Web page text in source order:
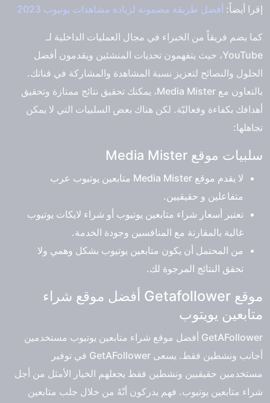
إقرا أيضاً: أفضل طريقة مضمونة لزيادة مشاهدات يوتيوب 2023
كما يضم فريقاً من الخبراء في مجال العمليات الداخلية لـ
YouTube، حيث يتفهمون تحديات المنشئين ويقدمون أفضل
الحلول والنصائح لتعزيز نسبة المشاهدة والمشاركة في قناتك.
بالتعاون مع Media Mister، يمكنك تحقيق نتائج ممتازة وتحقيق
أهدافك بكفاءة وفعاليّة. لكن هناك بعض السلبيات التي لا يمكن
تجاهلها:
سلبيات موقع Media Mister
لا يقدم موقع Media Mister متابعين يوتيوب عرب
متفاعلين و حقيقيين.
تعتبر أسعار شراء متابعين يوتيوب أو شراء لايكات يوتيوب
غالية بالمقارنة مع المنافسين وجودة الخدمة.
من المحتمل أن يكون متابعين يوتيوب بشكل وهمي ولا
تحقق النتائج المرجوة لك.
موقع Getafollower أفضل موقع شراء
متابعين يويتوب
GetAFollower أفضل موقع شراء متابعين يوتيوب مستخدمين
أجانب ونشطين فقط. يسعى GetAFollower في توفير
مستخدمين حقيقيين ونشطين فقط يجعلهم الخيار الأمثل من أجل
شراء متابعين يوتيوب. فهم يدركون أنّهُ من خلال جلب متابعين